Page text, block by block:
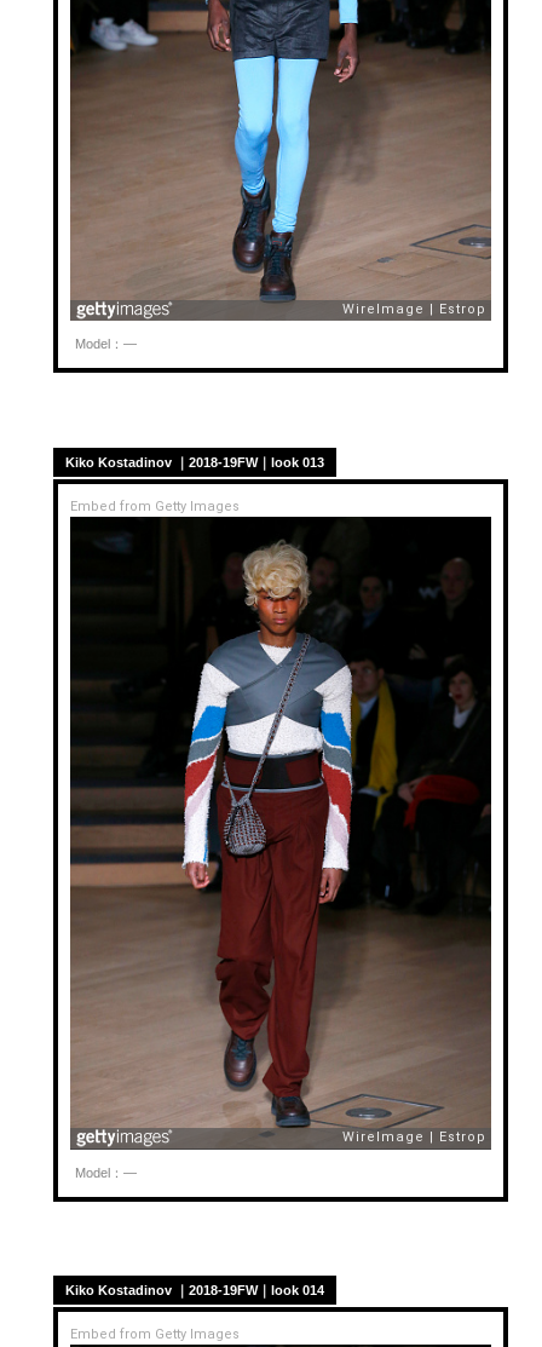
Model：—
Kiko Kostadinov ｜2018-19FW｜look 013
Embed from Getty Images
Model：—
Kiko Kostadinov ｜2018-19FW｜look 014
Embed from Getty Images